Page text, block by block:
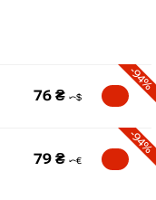
-94%
76 ₴
-94%
79 ₴